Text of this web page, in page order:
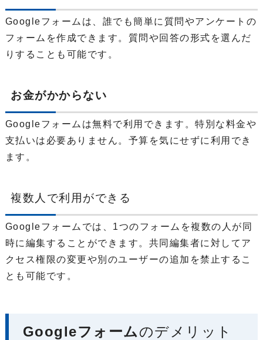
Googleフォームは、誰でも簡単に質問やアンケートの
フォームを作成できます。質問や回答の形式を選んだ
りすることも可能です。
お金がかからない
Googleフォームは無料で利用できます。特別な料金や
支払いは必要ありません。予算を気にせずに利用でき
ます。
複数人で利用ができる
Googleフォームでは、1つのフォームを複数の人が同
時に編集することができます。共同編集者に対してア
クセス権限の変更や別のユーザーの追加を禁止するこ
とも可能です。
Googleフォームのデメリット